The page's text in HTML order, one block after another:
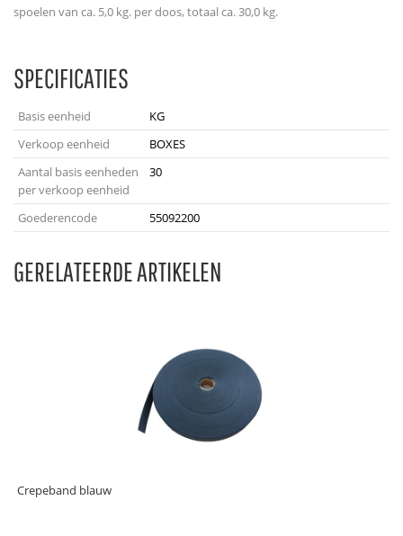
spoelen van ca. 5,0 kg. per doos, totaal ca. 30,0 kg.
SPECIFICATIES
Basis eenheid
KG
Verkoop eenheid
BOXES
Aantal basis eenheden
per verkoop eenheid
30
Goederencode 55092200
GERELATEERDE ARTIKELEN
Crepeband blauw